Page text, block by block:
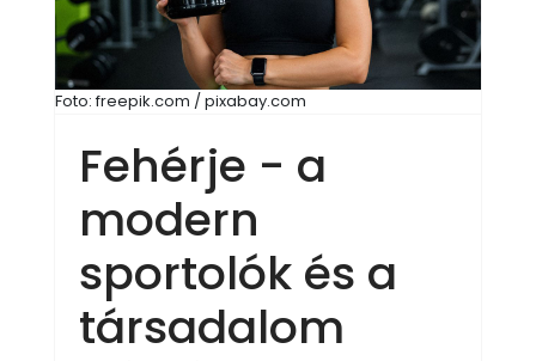
Foto: freepik.com / pixabay.com
Fehérje - a
modern
sportolók és a
társadalom